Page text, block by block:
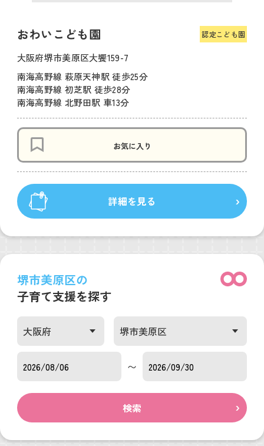
おわいこども園 認定こども園
大阪府堺市美原区大饗159-7
南海高野線 萩原天神駅 徒歩25分
南海高野線 初芝駅 徒歩28分
南海高野線 北野田駅 車13分
お気に入り
詳細を見る
堺市美原区の
子育て支援を探す
〜
検索